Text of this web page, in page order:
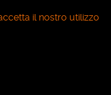
il nostro utilizzo